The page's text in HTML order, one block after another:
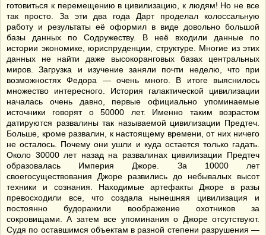
готовиться к перемещению в цивилизацию, к людям! Но не все
так просто. За эти два года Дарт проделал колоссальную
работу и результаты её оформил в виде довольно большой
базы данных по Содружеству. В неё входили данные по
истории экономике, юриспруденции, структуре. Многие из этих
данных не найти даже высокоранговых базах центральных
миров. Загрузка и изучение заняли почти неделю, что при
возможностях Федора — очень много. В итоге выяснилось
множество интересного. История галактической цивилизации
началась очень давно, первые официально упоминаемые
источники говорят о 50000 лет. Именно таким возрастом
датируются развалины так называемой цивилизации Предтеч.
Больше, кроме развалин, к настоящему времени, от них ничего
не осталось. Почему они ушли и куда остается только гадать.
Около 30000 лет назад на развалинах цивилизации Предтеч
образовалась Империя Джоре. За 10000 лет
своегосуществования Джоре развились до небывалых высот
техники и сознания. Находимые артефакты Джоре в разы
превосходили все, что создала нынешняя цивилизация и
постоянно будоражили воображение охотников за
сокровищами. А затем все упоминания о Джоре отсутствуют.
Судя по оставшимся объектам в разной степени разрушения —